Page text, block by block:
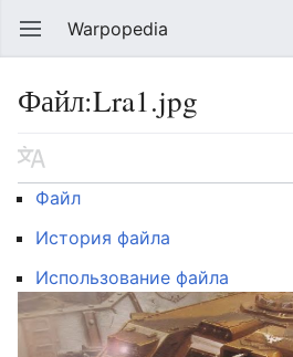
Warpopedia
Файл:Lra1.jpg
Файл
История файла
Использование файла